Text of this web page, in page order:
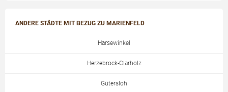
ANDERE STÄDTE MIT BEZUG ZU MARIENFELD
Harsewinkel
Herzebrock-Clarholz
Gütersloh